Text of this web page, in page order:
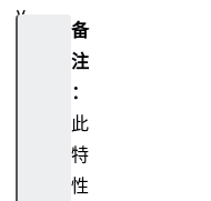
备
注
：
此
特
性
y